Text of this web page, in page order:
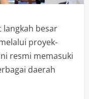
besar
proyek-
resmi memasuki
daerah